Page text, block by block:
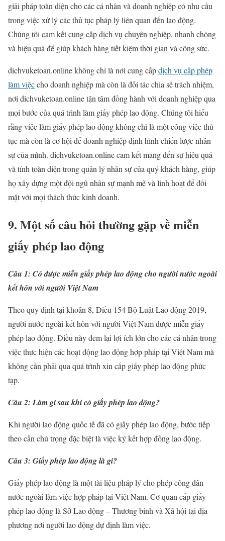
giải pháp toàn diện cho các cá nhân và doanh nghiệp có nhu cầu
trong việc xử lý các thủ tục pháp lý liên quan đến lao động.
Chúng tôi cam kết cung cấp dịch vụ chuyên nghiệp, nhanh chóng
và hiệu quả để giúp khách hàng tiết kiệm thời gian và công sức.
dichvuketoan.online không chỉ là nơi cung cấpdịch vụ cấp phép
làm việccho doanh nghiệp mà còn là đối tác chia sẻ trách nhiệm,
nơi dichvuketoan.online tận tâm đồng hành với doanh nghiệp qua
mọi bước của quá trình làm giấy phép lao động. Chúng tôi hiểu
rằng việc làm giấy phép lao động không chỉ là một công việc thủ
tục mà còn là cơ hội để doanh nghiệp định hình chiến lược nhân
sự của mình. dichvuketoan.online cam kết mang đến sự hiệu quả
và tính toàn diện trong quản lý nhân sự của quý khách hàng, giúp
họ xây dựng một đội ngũ nhân sự mạnh mẽ và linh hoạt để đối
mặt với mọi thách thức kinh doanh.
9. Một số câu hỏi thường gặp về miễn
giấy phép lao động
Câu 1: Có được miễn giấy phép lao động cho người nước ngoài
kết hôn với người Việt Nam
Theo quy định tại khoản 8, Điều 154 Bộ Luật Lao động 2019,
người nước ngoài kết hôn với người Việt Nam được miễn giấy
phép lao động. Điều này đem lại lợi ích lớn cho các cá nhân trong
việc thực hiện các hoạt động lao động hợp pháp tại Việt Nam mà
không cần phải qua quá trình xin cấp giấy phép lao động phức
tạp.
Câu 2: Làm gì sau khi có giấy phép lao động?
Khi người lao động quốc tế đã có giấy phép lao động, bước tiếp
theo cần chú trọng đặc biệt là việc ký kết hợp đồng lao động.
Câu 3: Giấy phép lao động là gì?
Giấy phép lao động là một tài liệu pháp lý cho phép công dân
nước ngoài làm việc hợp pháp tại Việt Nam. Cơ quan cấp giấy
phép lao động là Sở Lao động – Thương binh và Xã hội tại địa
phương nơi người lao động dự định làm việc.